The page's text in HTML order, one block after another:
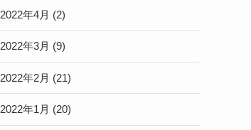
2022年4月 (2)
2022年3月 (9)
2022年2月 (21)
2022年1月 (20)